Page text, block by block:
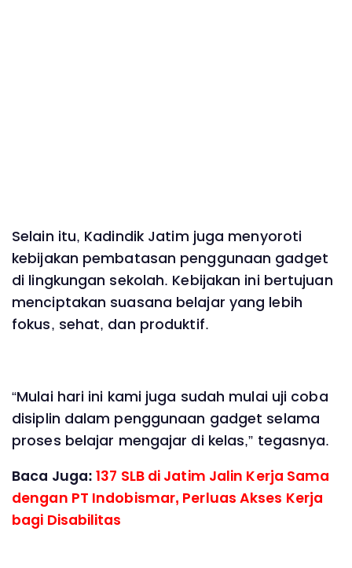
Selain itu, Kadindik Jatim juga menyoroti
kebijakan pembatasan penggunaan gadget
di lingkungan sekolah. Kebijakan ini bertujuan
menciptakan suasana belajar yang lebih
fokus, sehat, dan produktif.
“Mulai hari ini kami juga sudah mulai uji coba
disiplin dalam penggunaan gadget selama
proses belajar mengajar di kelas,” tegasnya.
Baca Juga:137 SLB di Jatim Jalin Kerja Sama
dengan PT Indobismar, Perluas Akses Kerja
bagi Disabilitas